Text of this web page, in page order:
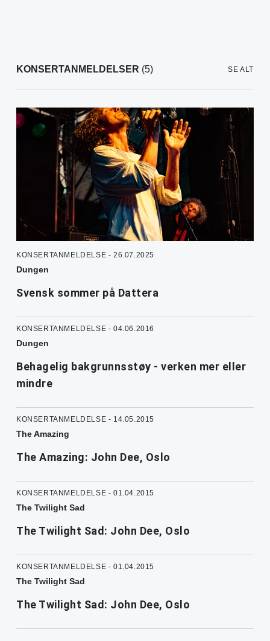
KONSERTANMELDELSER (5) SE ALT
KONSERTANMELDELSE - 26.07.2025
Dungen
Svensk sommer på Dattera
KONSERTANMELDELSE - 04.06.2016
Dungen
Behagelig bakgrunnsstøy - verken mer eller
mindre
KONSERTANMELDELSE - 14.05.2015
The Amazing
The Amazing: John Dee, Oslo
KONSERTANMELDELSE - 01.04.2015
The Twilight Sad
The Twilight Sad: John Dee, Oslo
KONSERTANMELDELSE - 01.04.2015
The Twilight Sad
The Twilight Sad: John Dee, Oslo